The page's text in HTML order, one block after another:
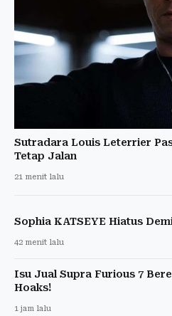
Sutradara Louis Leterrier
Tetap Jalan
21 menit lalu
Sophia KATSEYE Hiatus
42 menit lalu
Isu Jual Supra Furious 7
Hoaks!
1 jam lalu